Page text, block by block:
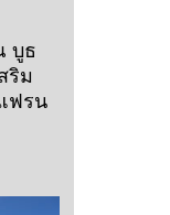
บูธ
ริม
ฟรน